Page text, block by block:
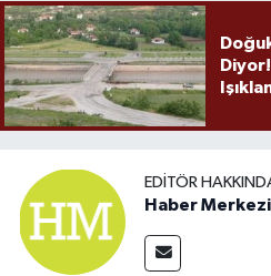
EDITÖR
Haber Merkezi